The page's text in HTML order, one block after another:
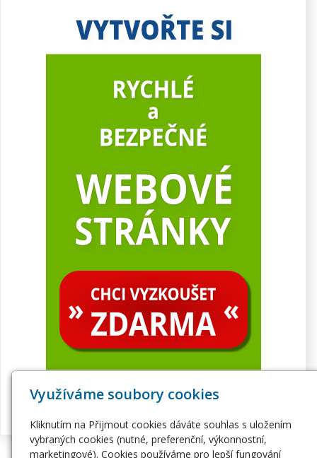
Využíváme soubory cookies
Kliknutím na Přijmout cookies dáváte souhlas s uložením
vybraných cookies (nutné, preferenční, výkonnostní,
marketingové). Cookies používáme pro lepší fungování